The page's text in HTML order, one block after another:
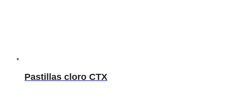
Pastillas cloro CTX